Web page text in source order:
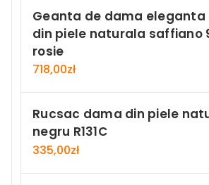
Geanta de dama eleganta
din piele naturala saffiano
rosie
718,00zł
Rucsac dama din piele
negru R131C
335,00zł